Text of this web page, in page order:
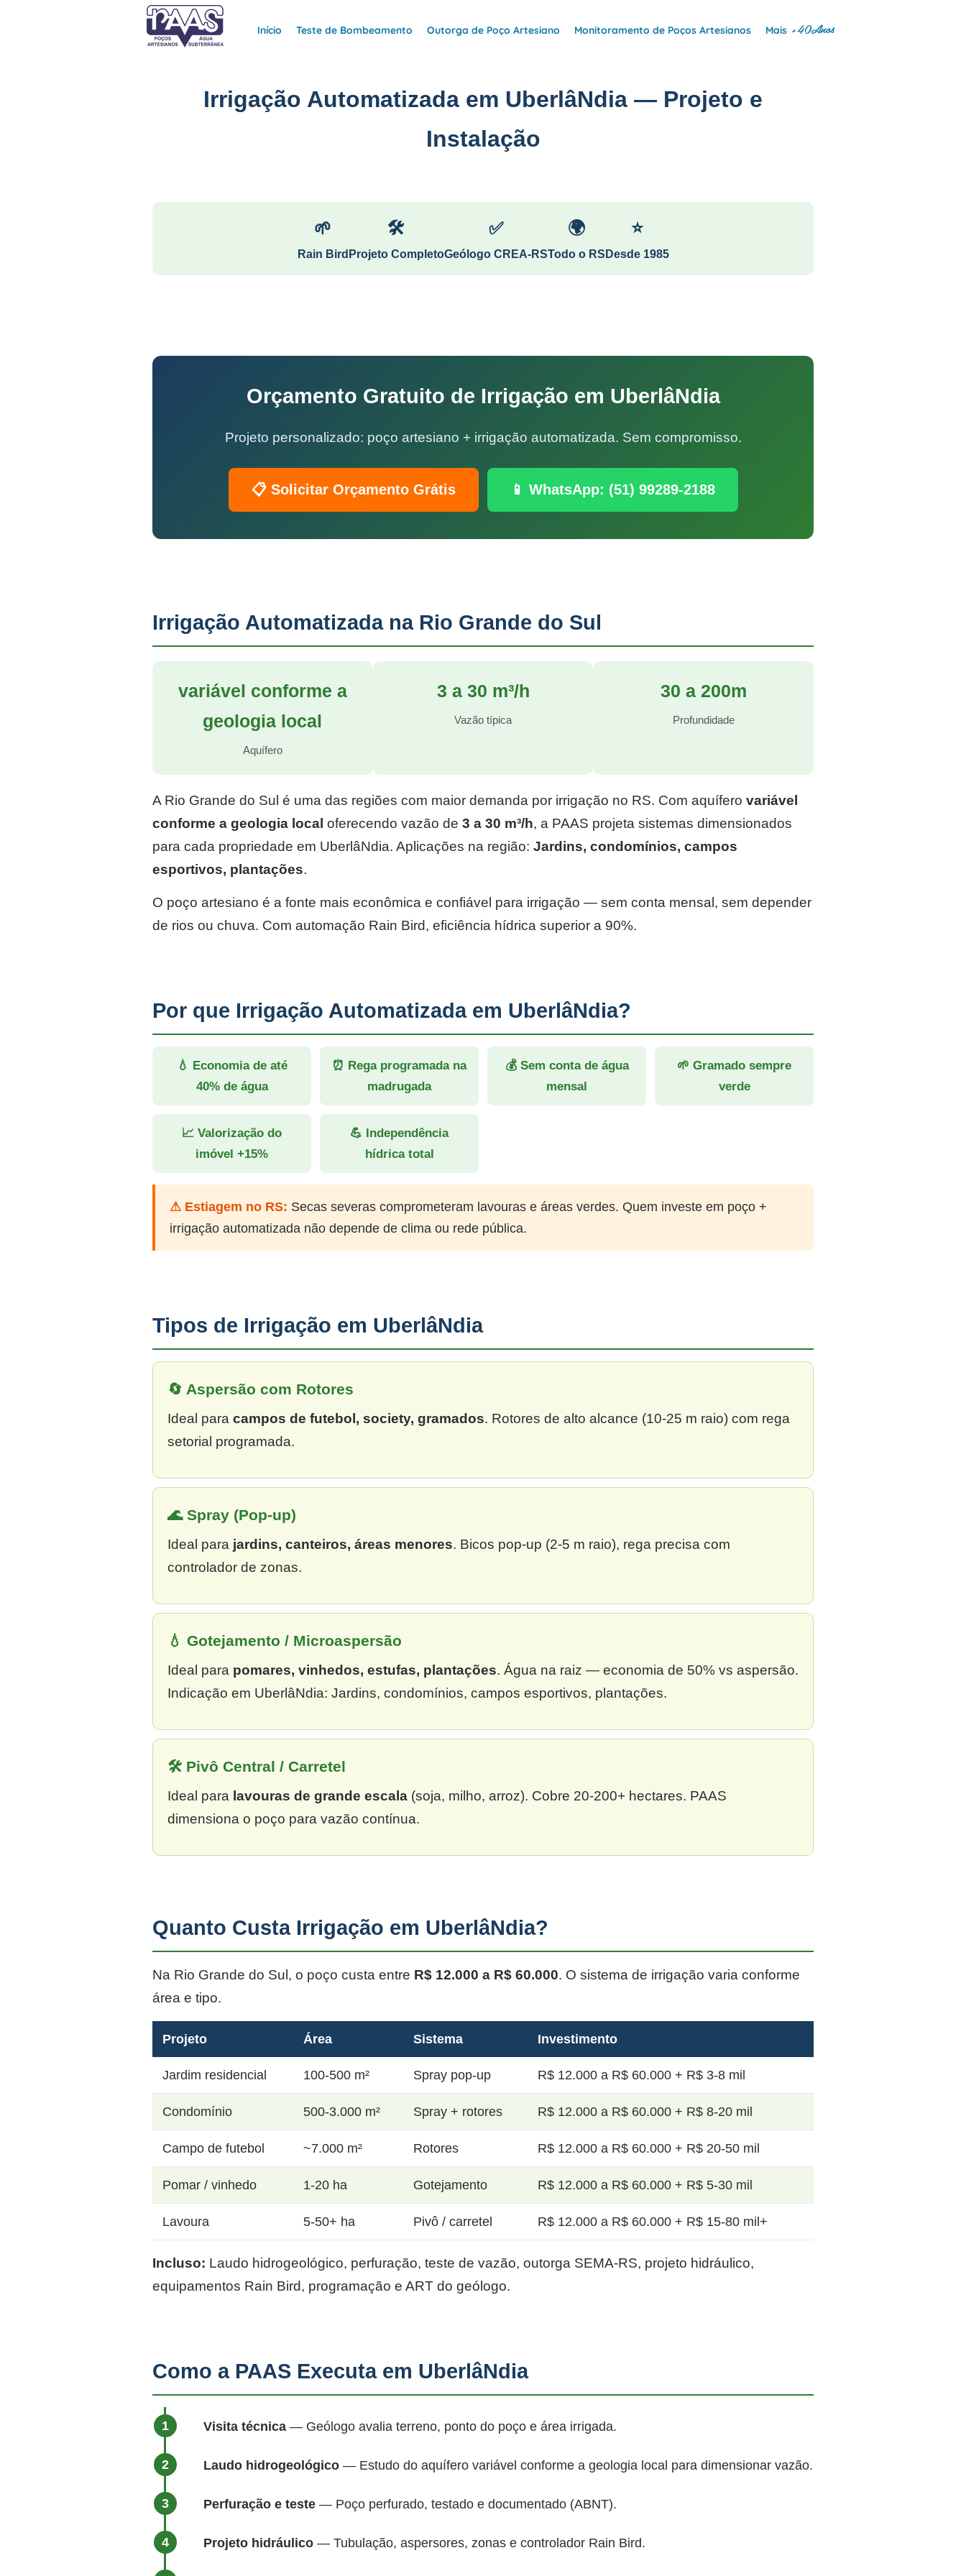
Início Teste de Bombeamento Outorga de Poço Artesiano Monitoramento de Poços Artesianos Mais +40Anos
Irrigação Automatizada em UberlâNdia — Projeto e
Instalação
🌱
Rain Bird
🛠
Projeto Completo
✅
Geólogo CREA-RS
🌍
Todo o RS
⭐
Desde 1985
Orçamento Gratuito de Irrigação em UberlâNdia
Projeto personalizado: poço artesiano + irrigação automatizada. Sem compromisso.
📋 Solicitar Orçamento Grátis 📱 WhatsApp: (51) 99289-2188
Irrigação Automatizada na Rio Grande do Sul
variável conforme a
geologia local
Aquífero
3 a 30 m³/h
Vazão típica
30 a 200m
Profundidade
A Rio Grande do Sul é uma das regiões com maior demanda por irrigação no RS. Com aquífero variável
conforme a geologia local oferecendo vazão de 3 a 30 m³/h, a PAAS projeta sistemas dimensionados
para cada propriedade em UberlâNdia. Aplicações na região: Jardins, condomínios, campos
esportivos, plantações.
O poço artesiano é a fonte mais econômica e confiável para irrigação — sem conta mensal, sem depender
de rios ou chuva. Com automação Rain Bird, eficiência hídrica superior a 90%.
Por que Irrigação Automatizada em UberlâNdia?
💧 Economia de até
40% de água
⏰ Rega programada na
madrugada
💰 Sem conta de água
mensal
🌱 Gramado sempre
verde
📈 Valorização do
imóvel +15%
💪 Independência
hídrica total
⚠ Estiagem no RS: Secas severas comprometeram lavouras e áreas verdes. Quem investe em poço +
irrigação automatizada não depende de clima ou rede pública.
Tipos de Irrigação em UberlâNdia
🔄 Aspersão com Rotores
Ideal para campos de futebol, society, gramados. Rotores de alto alcance (10-25 m raio) com rega
setorial programada.
🌊 Spray (Pop-up)
Ideal para jardins, canteiros, áreas menores. Bicos pop-up (2-5 m raio), rega precisa com
controlador de zonas.
💧 Gotejamento / Microaspersão
Ideal para pomares, vinhedos, estufas, plantações. Água na raiz — economia de 50% vs aspersão.
Indicação em UberlâNdia: Jardins, condomínios, campos esportivos, plantações.
🛠 Pivô Central / Carretel
Ideal para lavouras de grande escala (soja, milho, arroz). Cobre 20-200+ hectares. PAAS
dimensiona o poço para vazão contínua.
Quanto Custa Irrigação em UberlâNdia?
Na Rio Grande do Sul, o poço custa entre R$ 12.000 a R$ 60.000. O sistema de irrigação varia conforme
área e tipo.
Projeto Área Sistema Investimento
Jardim residencial 100-500 m² Spray pop-up R$ 12.000 a R$ 60.000 + R$ 3-8 mil
Condomínio 500-3.000 m² Spray + rotores R$ 12.000 a R$ 60.000 + R$ 8-20 mil
Campo de futebol ~7.000 m² Rotores R$ 12.000 a R$ 60.000 + R$ 20-50 mil
Pomar / vinhedo 1-20 ha Gotejamento R$ 12.000 a R$ 60.000 + R$ 5-30 mil
Lavoura 5-50+ ha Pivô / carretel R$ 12.000 a R$ 60.000 + R$ 15-80 mil+
Incluso: Laudo hidrogeológico, perfuração, teste de vazão, outorga SEMA-RS, projeto hidráulico,
equipamentos Rain Bird, programação e ART do geólogo.
Como a PAAS Executa em UberlâNdia
Visita técnica — Geólogo avalia terreno, ponto do poço e área irrigada.
Laudo hidrogeológico — Estudo do aquífero variável conforme a geologia local para dimensionar vazão.
Perfuração e teste — Poço perfurado, testado e documentado (ABNT).
Projeto hidráulico — Tubulação, aspersores, zonas e controlador Rain Bird.